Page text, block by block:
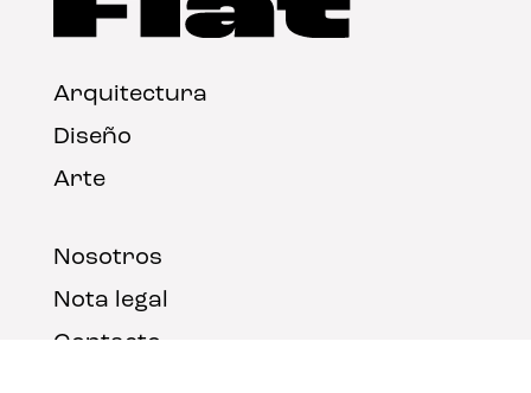
Arquitectura
Diseño
Arte
Nosotros
Nota legal
Contacto